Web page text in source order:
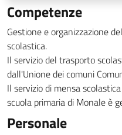
Competenze
Gestione e organizzazione
scolastica.
Il servizio del trasporto
dall'Unione dei comuni
Il servizio di mensa
scuola primaria di Monale è
Personale